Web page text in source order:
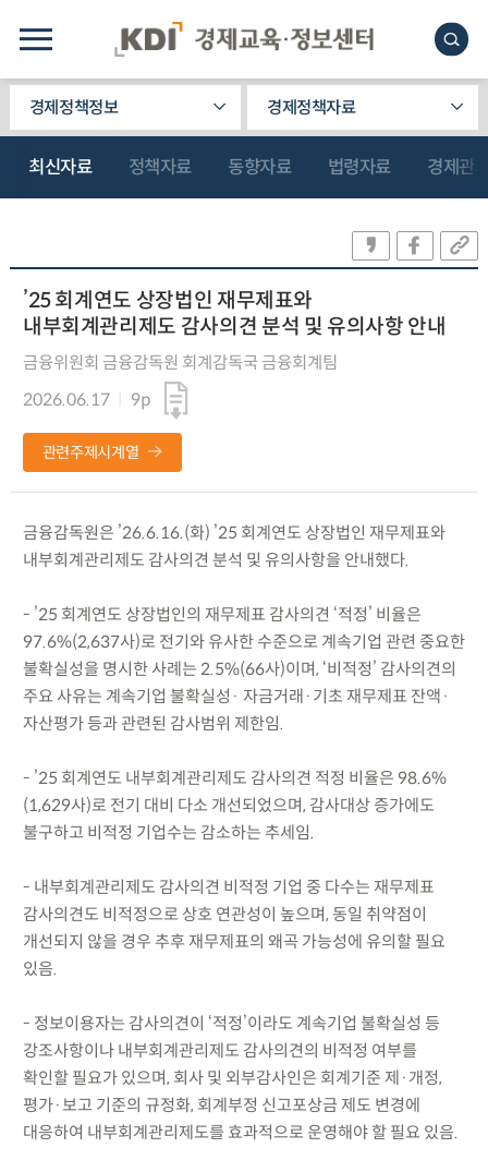
경제정책정보 경제정책자료
최신자료 정책자료 동향자료 법령자료 경제관
’25 회계연도 상장법인 재무제표와
내부회계관리제도 감사의견 분석 및 유의사항 안내
금융위원회 금융감독원 회계감독국 금융회계팀
2026.06.17
9p
관련주제시계열
금융감독원은 ’26.6.16.(화) ’25 회계연도 상장법인 재무제표와
내부회계관리제도 감사의견 분석 및 유의사항을 안내했다.
- ’25 회계연도 상장법인의 재무제표 감사의견 ‘적정’ 비율은
97.6%(2,637사)로 전기와 유사한 수준으로 계속기업 관련 중요한
불확실성을 명시한 사례는 2.5%(66사)이며, ‘비적정’ 감사의견의
주요 사유는 계속기업 불확실성· 자금거래·기초 재무제표 잔액·
자산평가 등과 관련된 감사범위 제한임.
- ’25 회계연도 내부회계관리제도 감사의견 적정 비율은 98.6%
(1,629사)로 전기 대비 다소 개선되었으며, 감사대상 증가에도
불구하고 비적정 기업수는 감소하는 추세임.
- 내부회계관리제도 감사의견 비적정 기업 중 다수는 재무제표
감사의견도 비적정으로 상호 연관성이 높으며, 동일 취약점이
개선되지 않을 경우 추후 재무제표의 왜곡 가능성에 유의할 필요
있음.
- 정보이용자는 감사의견이 ‘적정’이라도 계속기업 불확실성 등
강조사항이나 내부회계관리제도 감사의견의 비적정 여부를
확인할 필요가 있으며, 회사 및 외부감사인은 회계기준 제·개정,
평가·보고 기준의 규정화, 회계부정 신고포상금 제도 변경에
대응하여 내부회계관리제도를 효과적으로 운영해야 할 필요 있음.